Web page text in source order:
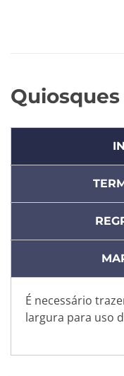
Quiosques
É necessário
largura para uso